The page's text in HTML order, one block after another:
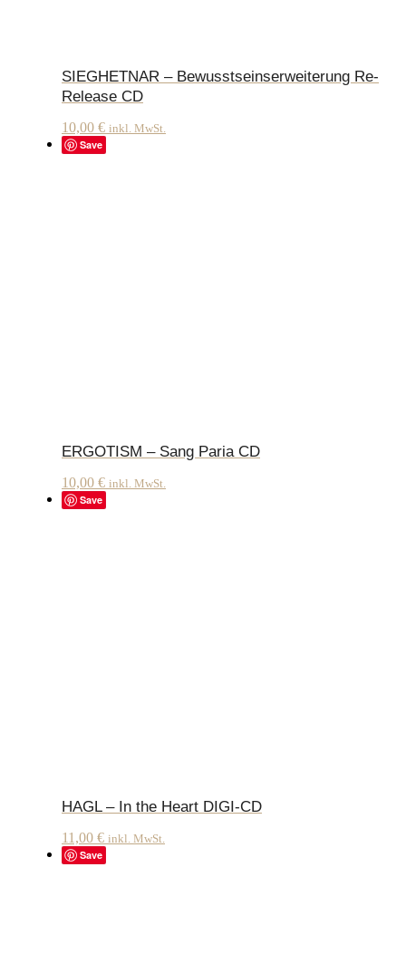
SIEGHETNAR – Bewusstseinserweiterung Re-
Release CD
10,00 € inkl. MwSt.
Save
ERGOTISM – Sang Paria CD
10,00 € inkl. MwSt.
Save
HAGL – In the Heart DIGI-CD
11,00 € inkl. MwSt.
Save